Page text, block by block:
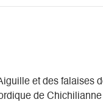
et des falaises
de